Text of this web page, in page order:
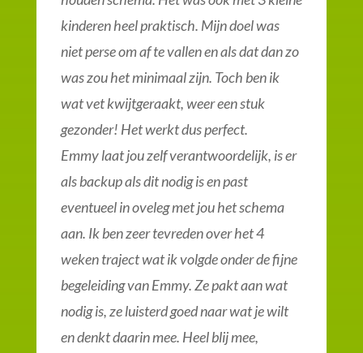
kinderen heel praktisch. Mijn doel was
niet perse om af te vallen en als dat dan zo
was zou het minimaal zijn. Toch ben ik
wat vet kwijtgeraakt, weer een stuk
gezonder! Het werkt dus perfect.
Emmy laat jou zelf verantwoordelijk, is er
als backup als dit nodig is en past
eventueel in oveleg met jou het schema
aan. Ik ben zeer tevreden over het 4
weken traject wat ik volgde onder de fijne
begeleiding van Emmy. Ze pakt aan wat
nodig is, ze luisterd goed naar wat je wilt
en denkt daarin mee. Heel blij mee,